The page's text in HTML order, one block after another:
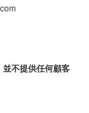
不提供任何顧客